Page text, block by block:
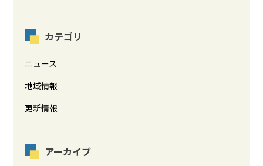
カテゴリ
ニュース
地域情報
更新情報
アーカイブ